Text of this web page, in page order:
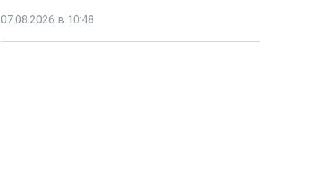
07.08.2026 в 10:48